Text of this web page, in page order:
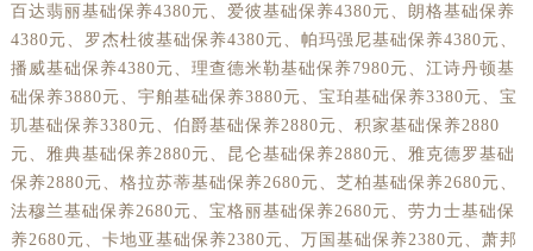
百达翡丽基础保养4380元、爱彼基础保养4380元、朗格基础保养
4380元、罗杰杜彼基础保养4380元、帕玛强尼基础保养4380元、
播威基础保养4380元、理查德米勒基础保养7980元、江诗丹顿基
础保养3880元、宇舶基础保养3880元、宝珀基础保养3380元、宝
玑基础保养3380元、伯爵基础保养2880元、积家基础保养2880
元、雅典基础保养2880元、昆仑基础保养2880元、雅克德罗基础
保养2880元、格拉苏蒂基础保养2680元、芝柏基础保养2680元、
法穆兰基础保养2680元、宝格丽基础保养2680元、劳力士基础保
养2680元、卡地亚基础保养2380元、万国基础保养2380元、萧邦